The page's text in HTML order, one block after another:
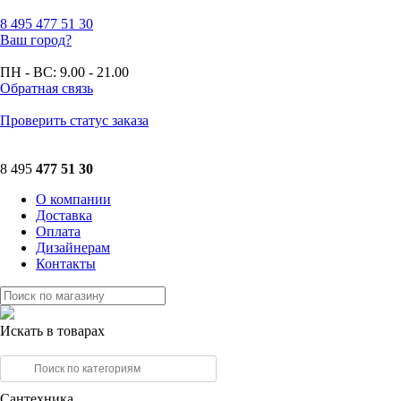
8 495 477 51 30
Ваш город?
ПН - ВС: 9.00 - 21.00
Обратная связь
Проверить статус заказа
8 495 477 51 30
О компании
Доставка
Оплата
Дизайнерам
Контакты
Искать в товарах